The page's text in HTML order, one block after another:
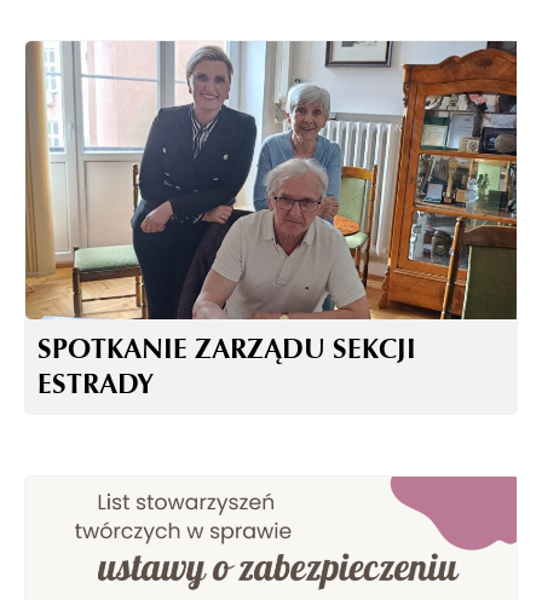
SPOTKANIE ZARZĄDU SEKCJI
ESTRADY